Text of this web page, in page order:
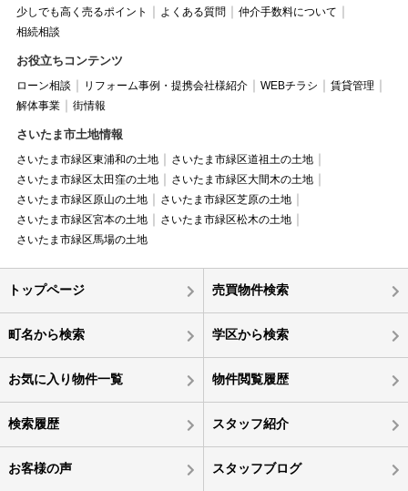
少しでも高く売るポイント
よくある質問
仲介手数料について
相続相談
お役立ちコンテンツ
ローン相談 リフォーム事例・提携会社様紹介 WEBチラシ
賃貸管理
解体事業
街情報
さいたま市土地情報
さいたま市緑区東浦和の土地
さいたま市緑区道祖土の土地
さいたま市緑区太田窪の土地
さいたま市緑区大間木の土地
さいたま市緑区原山の土地
さいたま市緑区芝原の土地
さいたま市緑区宮本の土地
さいたま市緑区松木の土地
さいたま市緑区馬場の土地
トップページ 売買物件検索
町名から検索 学区から検索
お気に入り物件一覧 物件閲覧履歴
検索履歴 スタッフ紹介
お客様の声 スタッフブログ